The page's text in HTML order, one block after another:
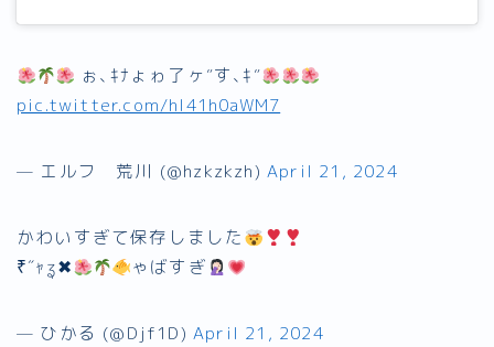
ぉ､ｷﾅょゎ了ヶ″す､ｷ″
pic.twitter.com/hI41h0aWM7
— エルフ 荒川 (@hzkzkzh) April 21, 2024
かわいすぎて保存しました
₹˝ｬʓ✖︎
ゃばすぎ
— ひかる (@Djf1D) April 21, 2024